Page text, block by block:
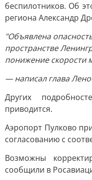
беспилотников. Об
региона Александр
"Объявлена
пространстве
понижение скорости
— написал глава
Других
приводится.
Аэропорт Пулково
согласованию с
Возможны
сообщили в